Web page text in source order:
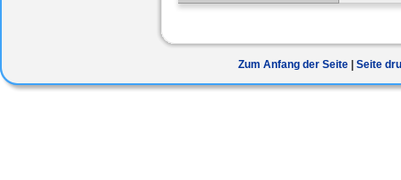
Zum Anfang der Seite Seite